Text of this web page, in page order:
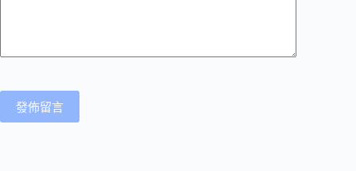
發佈留言